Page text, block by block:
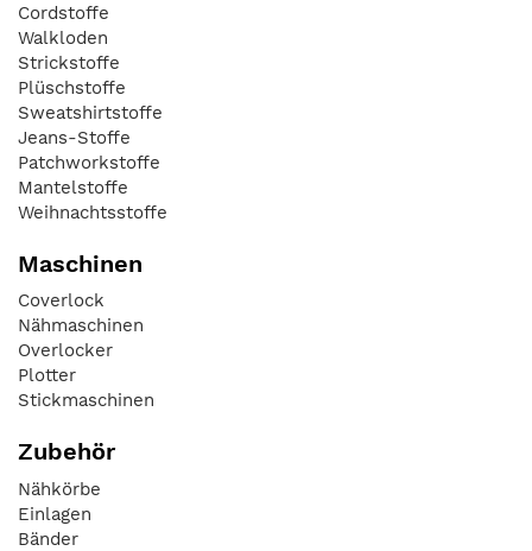
Cordstoffe
Walkloden
Strickstoffe
Plüschstoffe
Sweatshirtstoffe
Jeans-Stoffe
Patchworkstoffe
Mantelstoffe
Weihnachtsstoffe
Maschinen
Coverlock
Nähmaschinen
Overlocker
Plotter
Stickmaschinen
Zubehör
Nähkörbe
Einlagen
Bänder